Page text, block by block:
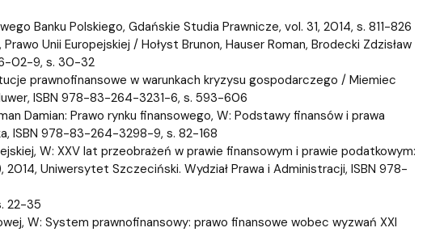
Banku Polskiego, Gdańskie Studia Prawnicze, vol. 31, 2014, s. 811-826
Unii Europejskiej / Hołyst Brunon, Hauser Roman, Brodecki Zdzisław
02-9, s. 30-32
prawnofinansowe w warunkach kryzysu gospodarczego / Miemiec
ISBN 978-83-264-3231-6, s. 593-606
Damian: Prawo rynku finansowego, W: Podstawy finansów i prawa
ISBN 978-83-264-3298-9, s. 82-168
W: XXV lat przeobrażeń w prawie finansowym i prawie podatkowym:
Uniwersytet Szczeciński. Wydział Prawa i Administracji, ISBN 978-
22-35
W: System prawnofinansowy: prawo finansowe wobec wyzwań XXI